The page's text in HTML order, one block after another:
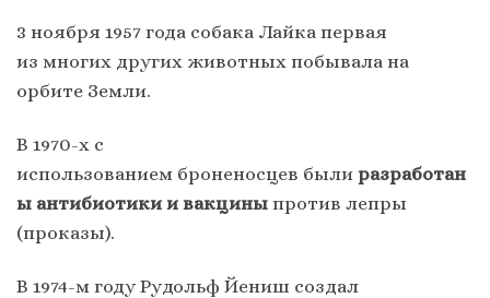
3 ноября 1957 года собака Лайка первая
из многих других животных побывала на
орбите Земли.
В 1970-х с
использованием броненосцев были разработан
ы антибиотики и вакцины против лепры
(проказы).
В 1974-м году Рудольф Йениш создал